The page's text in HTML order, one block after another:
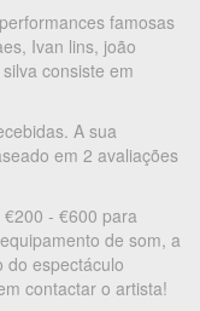
famosas
Ivan lins, joão
consiste em
A sua
em 2 avaliações
- €600 para
de som, a
do espectáculo
contactar o artista!